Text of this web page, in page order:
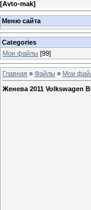
[Avto-mak]
Меню сайта
Categories
Мои файлы [99]
Главная » Файлы » Мои
Женева 2011 Volkswagen